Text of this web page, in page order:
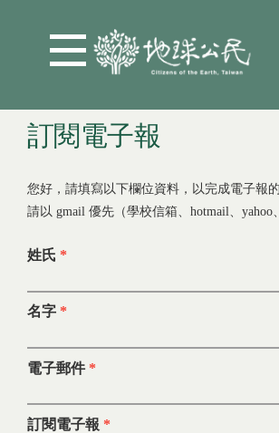
訂閱電子報
You are here
您好，請填寫以下欄位資料，以完成電子報的
請以 gmail 優先（學校信箱、hotmail、yahoo
姓氏 *
名字 *
電子郵件 *
訂閱電子報 *